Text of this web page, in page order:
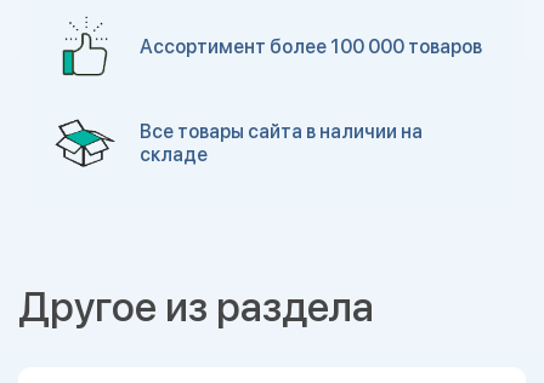
Ассортимент более 100 000 товаров
Все товары сайта в наличии на
складе
Другое из раздела